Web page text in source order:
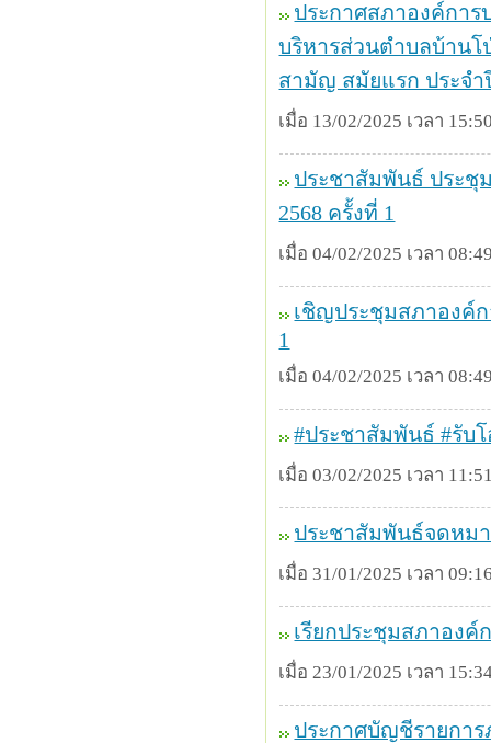
ประกาศสภาองค์การ
บริหารส่วนตำบลบ้านโ
สามัญ สมัยแรก ประจำ
เมื่อ 13/02/2025 เวลา
ประชาสัมพันธ์ ประชุ
2568 ครั้งที่ 1
เมื่อ 04/02/2025 เวลา
เชิญประชุมสภาองค์
1
เมื่อ 04/02/2025 เวลา
#ประชาสัมพันธ์ #รับ
เมื่อ 03/02/2025 เวลา
ประชาสัมพันธ์จดหม
เมื่อ 31/01/2025 เวลา
เรียกประชุมสภาองค์
เมื่อ 23/01/2025 เวลา
ประกาศบัญชีรายกา